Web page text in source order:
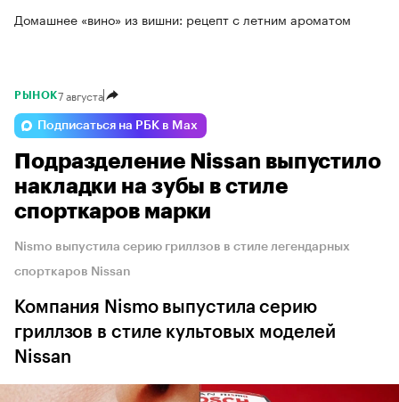
Домашнее «вино» из вишни: рецепт с летним ароматом
РЫНОК7 августа
Подписаться на РБК в Max
Подразделение Nissan выпустило
накладки на зубы в стиле
спорткаров марки
Nismo выпустила серию гриллзов в стиле легендарных
спорткаров Nissan
Компания Nismo выпустила серию
гриллзов в стиле культовых моделей
Nissan